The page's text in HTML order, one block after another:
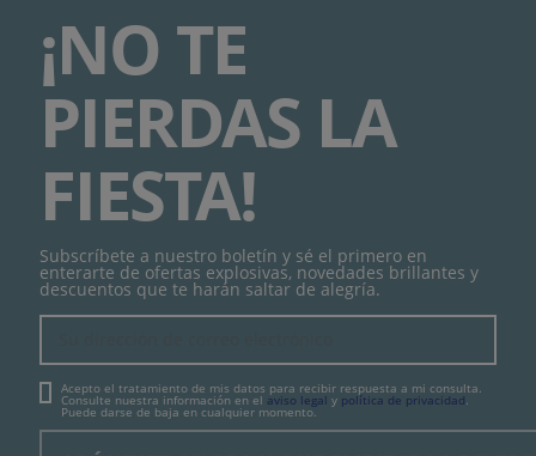
¡NO TE
PIERDAS LA
FIESTA!
Subscríbete a nuestro boletín y sé el primero en
enterarte de ofertas explosivas, novedades brillantes y
descuentos que te harán saltar de alegría.
Acepto el tratamiento de mis datos para recibir respuesta a mi consulta.
Consulte nuestra información en el aviso legal y política de privacidad
Puede darse de baja en cualquier momento.